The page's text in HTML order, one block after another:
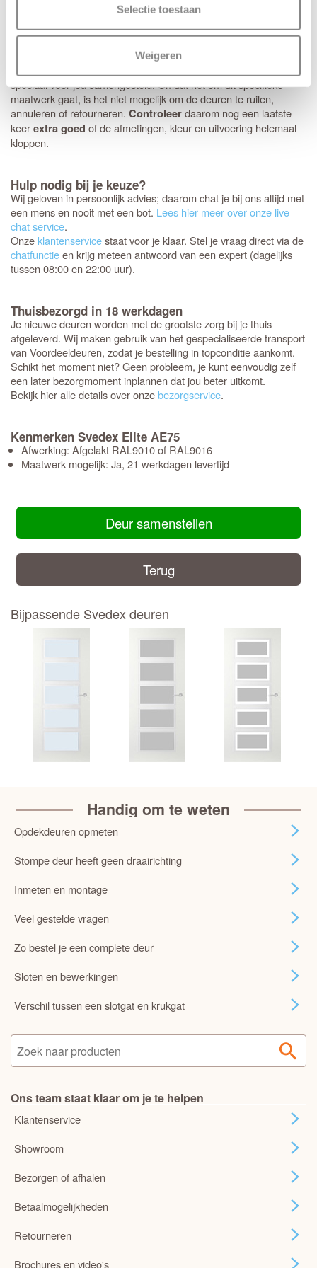
Selectie toestaan
Weigeren
Controleer je bestelling zorgvuldig
Jouw nieuwe Svedex deuren worden als een persoonlijk pakket
speciaal voor jou samengesteld. Omdat het om dit specifieke
maatwerk gaat, is het niet mogelijk om de deuren te ruilen,
annuleren of retourneren. Controleerdaarom nog een laatste
keerextra goed of de afmetingen, kleur en uitvoering helemaal
kloppen.
Hulp nodig bij je keuze?
Wij geloven in persoonlijk advies; daarom chat je bij ons altijd met
een mens en nooit met een bot. Lees hier meer over onze live
chat service.
Onzeklantenservicestaat voor je klaar. Stel je vraag direct via de
chatfunctieen krijg meteen antwoord van een expert (dagelijks
tussen 08:00 en 22:00 uur).
Thuisbezorgd in 18 werkdagen
Je nieuwe deuren worden met de grootste zorg bij je thuis
afgeleverd. Wij maken gebruik van het gespecialiseerde transport
van Voordeeldeuren, zodat je bestelling in topconditie aankomt.
Schikt het moment niet? Geen probleem, je kunt eenvoudig zelf
een later bezorgmoment inplannen dat jou beter uitkomt.
Bekijk hier alle details over onzebezorgservice.
Kenmerken Svedex Elite AE75
Afwerking: Afgelakt RAL9010 of RAL9016
Maatwerk mogelijk: Ja, 21 werkdagen levertijd
Deur samenstellen
Terug
Bijpassende Svedex deuren
Handig om te weten
Opdekdeuren opmeten
Stompe deur heeft geen draairichting
Inmeten en montage
Veel gestelde vragen
Zo bestel je een complete deur
Sloten en bewerkingen
Verschil tussen een slotgat en krukgat
Ons team staat klaar om je te helpen
Klantenservice
Showroom
Bezorgen of afhalen
Betaalmogelijkheden
Retourneren
Brochures en video's